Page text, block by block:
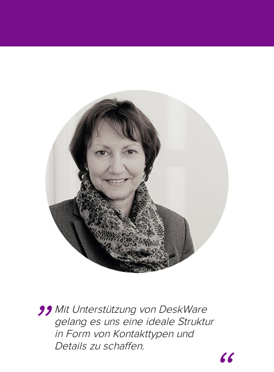
Mit Unterstützung von DeskWare
gelang es uns eine ideale Struktur
in Form von Kontakttypen und
Details zu schaffen.